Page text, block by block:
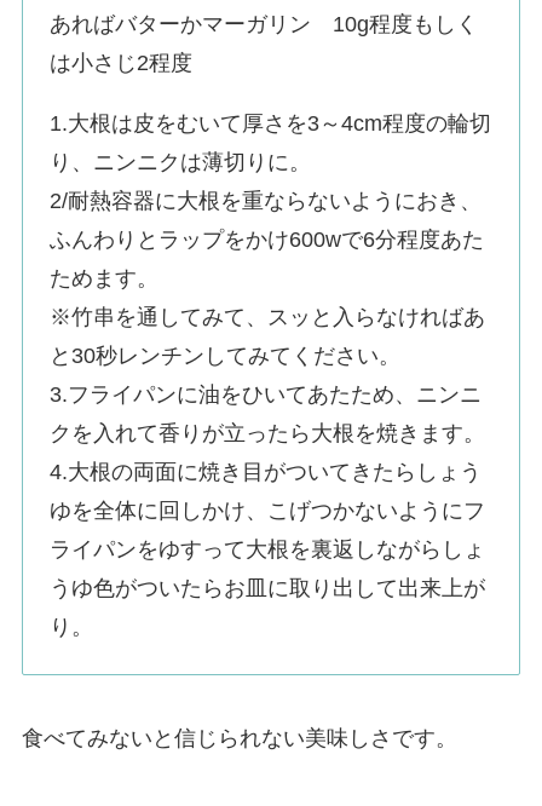
あればバターかマーガリン 10g程度もしく
は小さじ2程度
1.大根は皮をむいて厚さを3～4cm程度の輪切
り、ニンニクは薄切りに。
2/耐熱容器に大根を重ならないようにおき、
ふんわりとラップをかけ600wで6分程度あた
ためます。
※竹串を通してみて、スッと入らなければあ
と30秒レンチンしてみてください。
3.フライパンに油をひいてあたため、ニンニ
クを入れて香りが立ったら大根を焼きます。
4.大根の両面に焼き目がついてきたらしょう
ゆを全体に回しかけ、こげつかないようにフ
ライパンをゆすって大根を裏返しながらしょ
うゆ色がついたらお皿に取り出して出来上が
り。
食べてみないと信じられない美味しさです。